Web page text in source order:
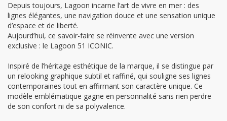
Depuis toujours, Lagoon incarne l’art de vivre en mer : des
lignes élégantes, une navigation douce et une sensation unique
d’espace et de liberté.
Aujourd’hui, ce savoir-faire se réinvente avec une version
exclusive : le Lagoon 51 ICONIC.
Inspiré de l’héritage esthétique de la marque, il se distingue par
un relooking graphique subtil et raffiné, qui souligne ses lignes
contemporaines tout en affirmant son caractère unique. Ce
modèle emblématique gagne en personnalité sans rien perdre
de son confort ni de sa polyvalence.